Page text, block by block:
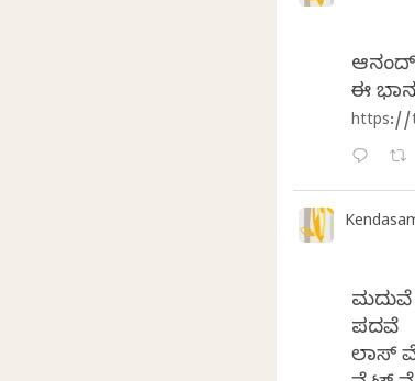
ಈ
https://
ಪದವೆ
ಲಾಸ್‌